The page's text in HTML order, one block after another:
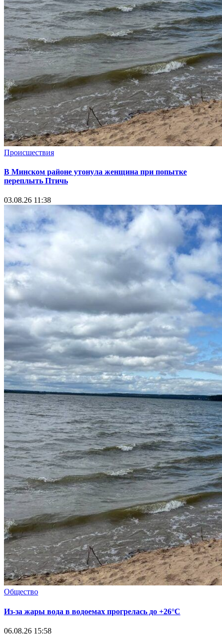
Происшествия
В Минском районе утонула женщина при попытке
переплыть Птичь
03.08.26 11:38
Общество
Из-за жары вода в водоемах прогрелась до +26°C
06.08.26 15:58